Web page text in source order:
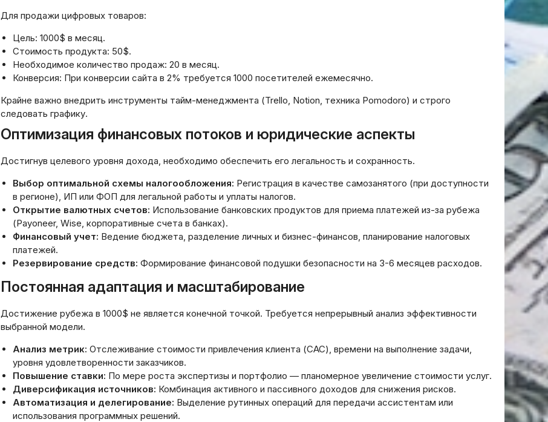
Для продажи цифровых товаров:
Цель: 1000$ в месяц.
Стоимость продукта: 50$.
Необходимое количество продаж: 20 в месяц.
Конверсия: При конверсии сайта в 2% требуется 1000 посетителей ежемесячно.
Крайне важно внедрить инструменты тайм-менеджмента (Trello, Notion, техника Pomodoro) и строго
следовать графику.
Оптимизация финансовых потоков и юридические аспекты
Достигнув целевого уровня дохода, необходимо обеспечить его легальность и сохранность.
Выбор оптимальной схемы налогообложения: Регистрация в качестве самозанятого (при доступности
в регионе), ИП или ФОП для легальной работы и уплаты налогов.
Открытие валютных счетов: Использование банковских продуктов для приема платежей из-за рубежа
(Payoneer, Wise, корпоративные счета в банках).
Финансовый учет: Ведение бюджета, разделение личных и бизнес-финансов, планирование налоговых
платежей.
Резервирование средств: Формирование финансовой подушки безопасности на 3-6 месяцев расходов.
Постоянная адаптация и масштабирование
Достижение рубежа в 1000$ не является конечной точкой. Требуется непрерывный анализ эффективности
выбранной модели.
Анализ метрик: Отслеживание стоимости привлечения клиента (CAC), времени на выполнение задачи,
уровня удовлетворенности заказчиков.
Повышение ставки: По мере роста экспертизы и портфолио — планомерное увеличение стоимости услуг.
Диверсификация источников: Комбинация активного и пассивного доходов для снижения рисков.
Автоматизация и делегирование: Выделение рутинных операций для передачи ассистентам или
использования программных решений.